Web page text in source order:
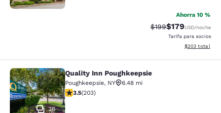
Ahorra 10 %
Precio tachado:
$199Precio con
$179USD/noche
Tarifa para socios
Ver detalles
$203 total
Quality Inn Poughkeepsie
36
Quality Inn Poughkeepsie
Poughkeepsie, NY
6.48 mi
calificación de 3.45 estrellas. Bueno. 203 reseñas
3.5(203)